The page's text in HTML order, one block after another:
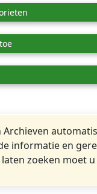
Archieven
informatie en
zoeken moet u